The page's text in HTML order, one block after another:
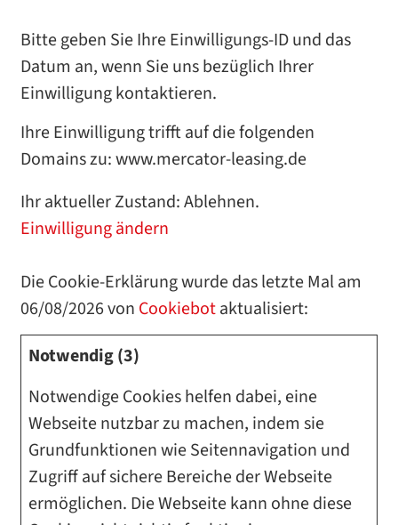
Bitte geben Sie Ihre Einwilligungs-ID und das
Datum an, wenn Sie uns bezüglich Ihrer
Einwilligung kontaktieren.
Ihre Einwilligung trifft auf die folgenden
Domains zu: www.mercator-leasing.de
Ihr aktueller Zustand: Ablehnen.
Einwilligung ändern
Die Cookie-Erklärung wurde das letzte Mal am
06/08/2026 von Cookiebotaktualisiert:
Notwendig (3)
Notwendige Cookies helfen dabei, eine
Webseite nutzbar zu machen, indem sie
Grundfunktionen wie Seitennavigation und
Zugriff auf sichere Bereiche der Webseite
ermöglichen. Die Webseite kann ohne diese